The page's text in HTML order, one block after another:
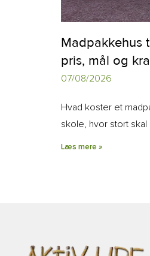
Madpakkehus
pris, mål og
07/08/2026
Hvad koster et
skole, hvor stort skal
Læs mere »